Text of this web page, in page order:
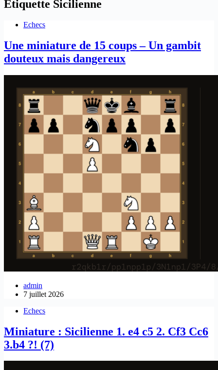
Étiquette Sicilienne
Echecs
Une miniature de 15 coups – Un gambit
douteux mais dangereux
admin
7 juillet 2026
Echecs
Miniature : Sicilienne 1. e4 c5 2. Cf3 Cc6
3.b4 ?! (7)